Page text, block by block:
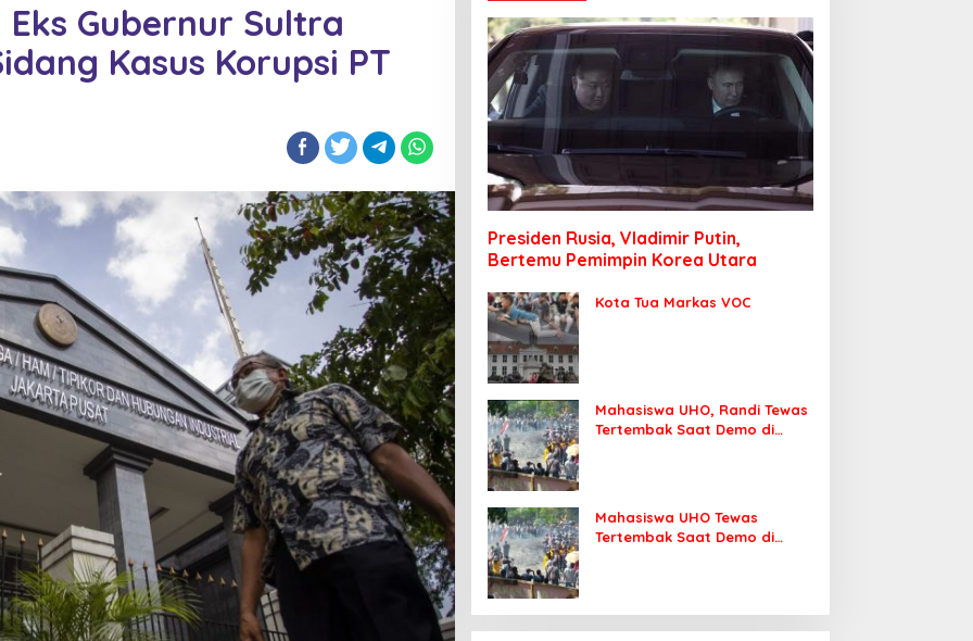
Gubernur Sultra
Kasus Korupsi PT
Presiden Rusia, Vladimir Putin,
Bertemu Pemimpin Korea Utara
Kota Tua Markas VOC
Mahasiswa UHO, Randi Tewas
Tertembak Saat Demo di
Mahasiswa UHO Tewas
Tertembak Saat Demo di